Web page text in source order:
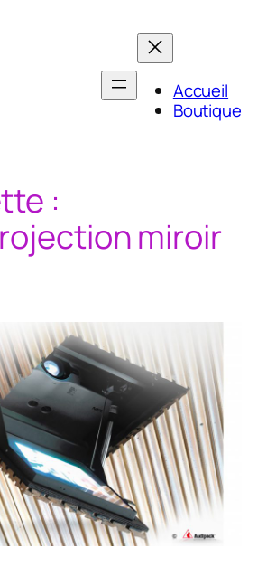
Accueil
Boutique
:
miroir